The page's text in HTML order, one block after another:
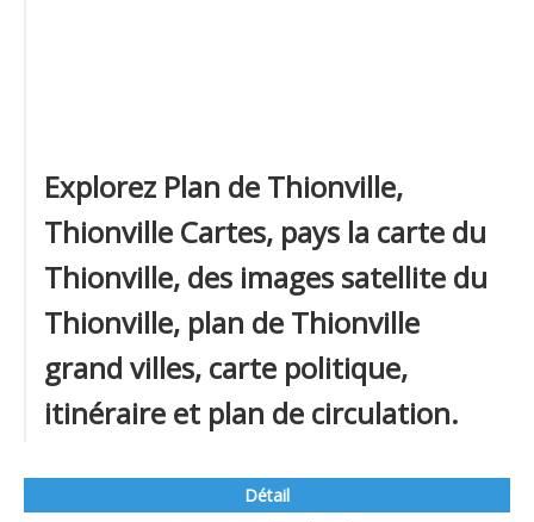
Explorez Plan de Thionville,
Thionville Cartes, pays la carte du
Thionville, des images satellite du
Thionville, plan de Thionville
grand villes, carte politique,
itinéraire et plan de circulation.
Détail